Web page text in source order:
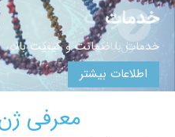
خدمات
خدمات با ضمانت و کیفیت بالا
اطلاعات بیشتر
محصولات
محصول با کیفیت از شرکت های
اطلاعات بیشتر
معرفی